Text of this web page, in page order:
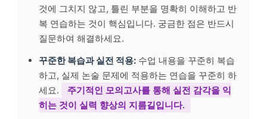
것에 그치지 않고, 틀린 부분을 명확히 이해하고 반
복 연습하는 것이 핵심입니다. 궁금한 점은 반드시
질문하여 해결하세요.
꾸준한 복습과 실전 적용: 수업 내용을 꾸준히 복습
하고, 실제 논술 문제에 적용하는 연습을 꾸준히 하
세요.
주기적인 모의고사를 통해 실전 감각을 익
히는 것이 실력 향상의 지름길입니다.